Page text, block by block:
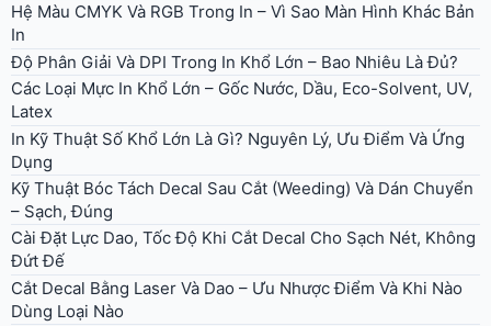
Hệ Màu CMYK Và RGB Trong In – Vì Sao Màn Hình Khác Bản
In
Độ Phân Giải Và DPI Trong In Khổ Lớn – Bao Nhiêu Là Đủ?
Các Loại Mực In Khổ Lớn – Gốc Nước, Dầu, Eco-Solvent, UV,
Latex
In Kỹ Thuật Số Khổ Lớn Là Gì? Nguyên Lý, Ưu Điểm Và Ứng
Dụng
Kỹ Thuật Bóc Tách Decal Sau Cắt (Weeding) Và Dán Chuyển
– Sạch, Đúng
Cài Đặt Lực Dao, Tốc Độ Khi Cắt Decal Cho Sạch Nét, Không
Đứt Đế
Cắt Decal Bằng Laser Và Dao – Ưu Nhược Điểm Và Khi Nào
Dùng Loại Nào